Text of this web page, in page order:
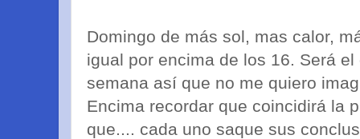
Domingo de más sol, mas calor,
igual por encima de los 16. Será
semana así que no me quiero
Encima recordar que coincidirá la
que.... cada uno saque sus